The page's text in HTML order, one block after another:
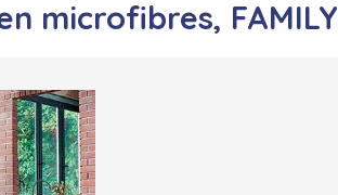
microfibres, FAMILY